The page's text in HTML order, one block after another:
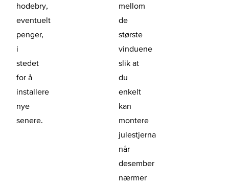
hodebry,
eventuelt
penger,
i
stedet
for å
installere
nye
senere.
mellom
de
største
vinduene
slik at
du
enkelt
kan
montere
julestjerna
når
desember
nærmer